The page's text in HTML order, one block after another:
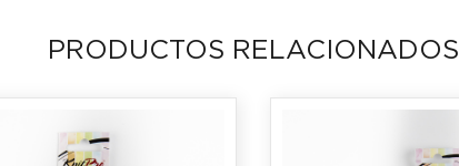
PRODUCTOS RELACIONADOS